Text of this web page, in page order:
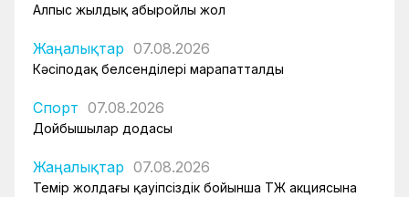
Алпыс жылдық абыройлы жол
Жаңалықтар 07.08.2026
Кәсіподақ белсенділері марапатталды
Спорт 07.08.2026
Дойбышылар додасы
Жаңалықтар 07.08.2026
Темір жолдағы қауіпсіздік бойынша ҚТЖ акциясына